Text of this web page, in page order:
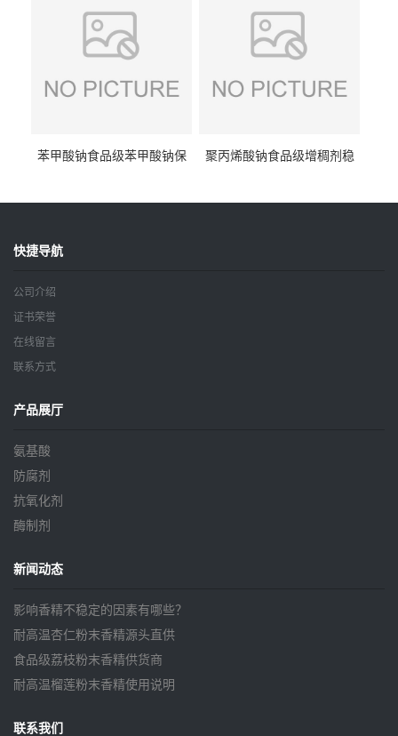
苯甲酸钠食品级苯甲酸钠保
聚丙烯酸钠食品级增稠剂稳
快捷导航
公司介绍
证书荣誉
在线留言
联系方式
产品展厅
氨基酸
防腐剂
抗氧化剂
酶制剂
新闻动态
影响香精不稳定的因素有哪些？
耐高温杏仁粉末香精源头直供
食品级荔枝粉末香精供货商
耐高温榴莲粉末香精使用说明
联系我们